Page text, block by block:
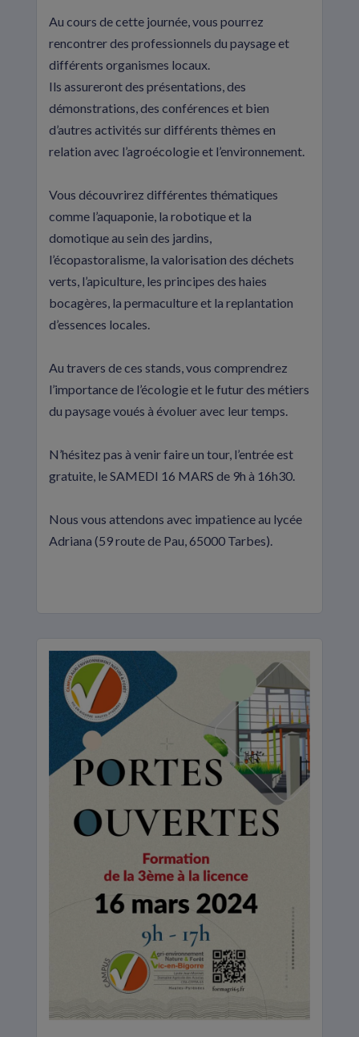
Au cours de cette journée, vous pourrez
rencontrer des professionnels du paysage et
différents organismes locaux.
Ils assureront des présentations, des
démonstrations, des conférences et bien
d’autres activités sur différents thèmes en
relation avec l’agroécologie et l’environnement.
Vous découvrirez différentes thématiques
comme l’aquaponie, la robotique et la
domotique au sein des jardins,
l’écopastoralisme, la valorisation des déchets
verts, l’apiculture, les principes des haies
bocagères, la permaculture et la replantation
d’essences locales.
Au travers de ces stands, vous comprendrez
l’importance de l’écologie et le futur des métiers
du paysage voués à évoluer avec leur temps.
N’hésitez pas à venir faire un tour, l’entrée est
gratuite, le SAMEDI 16 MARS de 9h à 16h30.
Nous vous attendons avec impatience au lycée
Adriana (59 route de Pau, 65000 Tarbes).